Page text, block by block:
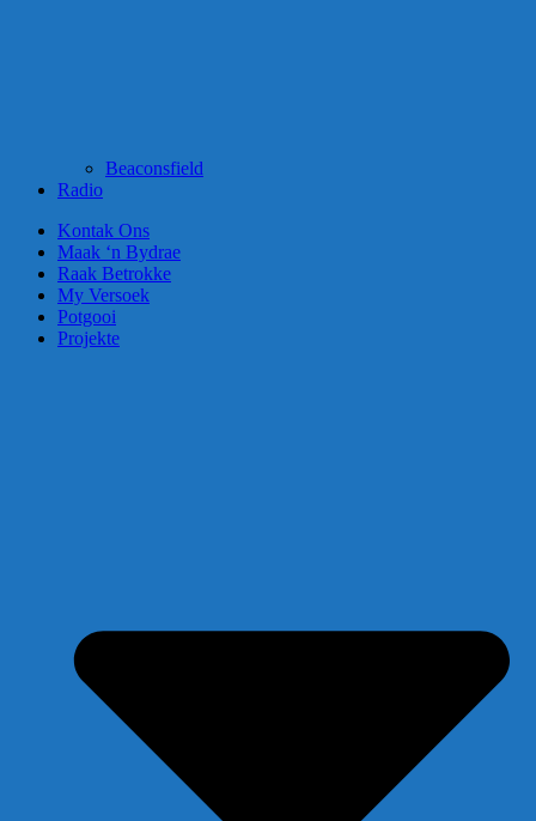
Beaconsfield
Radio
Kontak Ons
Maak ‘n Bydrae
Raak Betrokke
My Versoek
Potgooi
Projekte